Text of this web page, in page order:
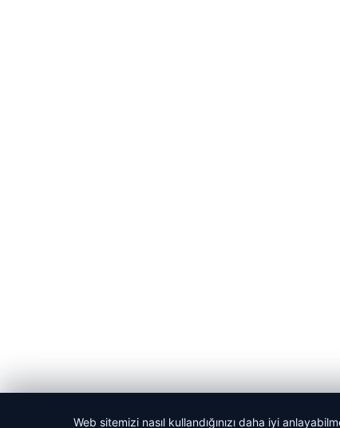
Web sitemizi nasıl kullandığınızı daha iyi